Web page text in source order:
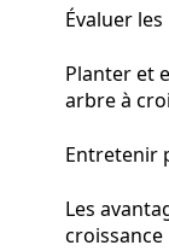
Évaluer
Planter et
arbre à
Entretenir
Les